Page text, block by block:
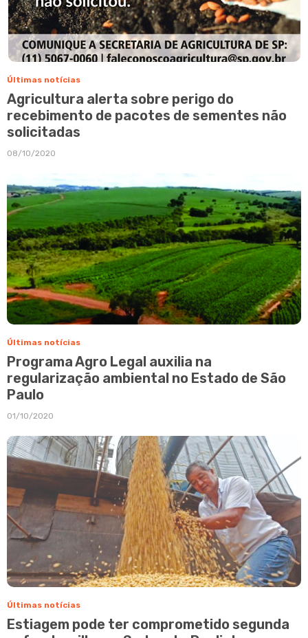
Últimas notícias
Agricultura alerta sobre perigo do
recebimento de pacotes de sementes não
solicitadas
08/10/2020
Últimas notícias
Programa Agro Legal auxilia na
regularização ambiental no Estado de São
Paulo
01/10/2020
Últimas notícias
Estiagem pode ter comprometido segunda